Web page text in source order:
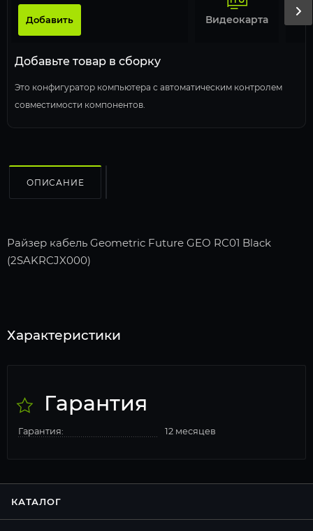
Добавьте товар в сборку
Это конфигуратор компьютера с автоматическим контролем
совместимости компонентов.
Добавить Видеокарта
ОПИСАНИЕ
Райзер кабель Geometric Future GEO RC01 Black
(2SAKRCJX000)
Характеристики
Гарантия
Гарантия: 12 месяцев
КАТАЛОГ